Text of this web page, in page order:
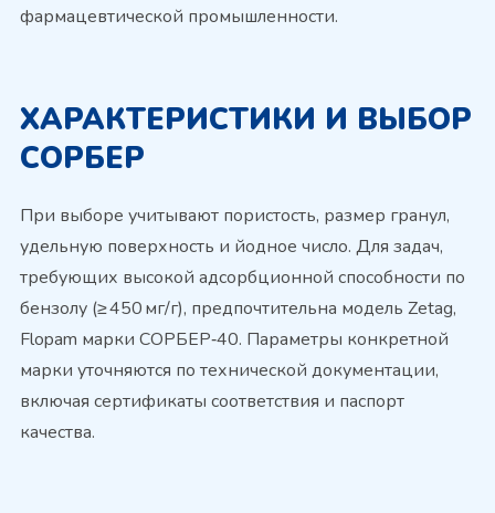
фармацевтической промышленности.
ХАРАКТЕРИСТИКИ И ВЫБОР
СОРБЕР
При выборе учитывают пористость, размер гранул,
удельную поверхность и йодное число. Для задач,
требующих высокой адсорбционной способности по
бензолу (≥ 450 мг/г), предпочтительна модель Zetag,
Flopam марки СОРБЕР‑40. Параметры конкретной
марки уточняются по технической документации,
включая сертификаты соответствия и паспорт
качества.